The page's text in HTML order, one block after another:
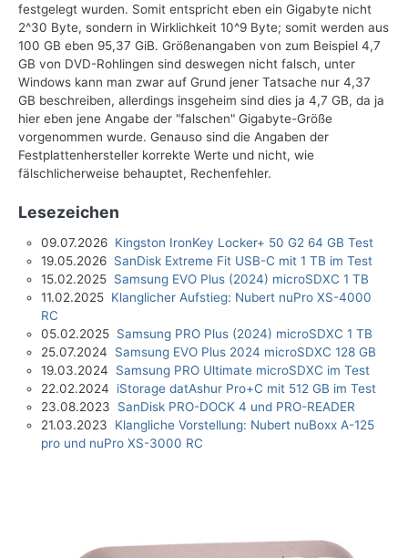
festgelegt wurden. Somit entspricht eben ein Gigabyte nicht
2^30 Byte, sondern in Wirklichkeit 10^9 Byte; somit werden aus
100 GB eben 95,37 GiB. Größenangaben von zum Beispiel 4,7
GB von DVD-Rohlingen sind deswegen nicht falsch, unter
Windows kann man zwar auf Grund jener Tatsache nur 4,37
GB beschreiben, allerdings insgeheim sind dies ja 4,7 GB, da ja
hier eben jene Angabe der "falschen" Gigabyte-Größe
vorgenommen wurde. Genauso sind die Angaben der
Festplattenhersteller korrekte Werte und nicht, wie
fälschlicherweise behauptet, Rechenfehler.
Lesezeichen
09.07.2026 Kingston IronKey Locker+ 50 G2 64 GB Test
19.05.2026 SanDisk Extreme Fit USB-C mit 1 TB im Test
15.02.2025 Samsung EVO Plus (2024) microSDXC 1 TB
11.02.2025 Klanglicher Aufstieg: Nubert nuPro XS-4000
RC
05.02.2025 Samsung PRO Plus (2024) microSDXC 1 TB
25.07.2024 Samsung EVO Plus 2024 microSDXC 128 GB
19.03.2024 Samsung PRO Ultimate microSDXC im Test
22.02.2024 iStorage datAshur Pro+C mit 512 GB im Test
23.08.2023 SanDisk PRO-DOCK 4 und PRO-READER
21.03.2023 Klangliche Vorstellung: Nubert nuBoxx A-125
pro und nuPro XS-3000 RC